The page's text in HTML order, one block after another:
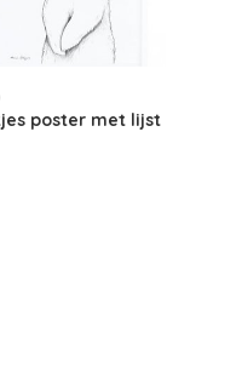
poster met lijst